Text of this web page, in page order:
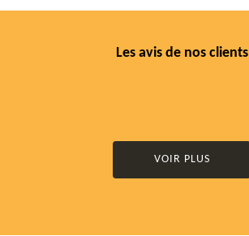
Les avis de nos clients
VOIR PLUS